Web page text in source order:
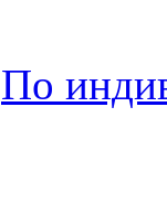
По